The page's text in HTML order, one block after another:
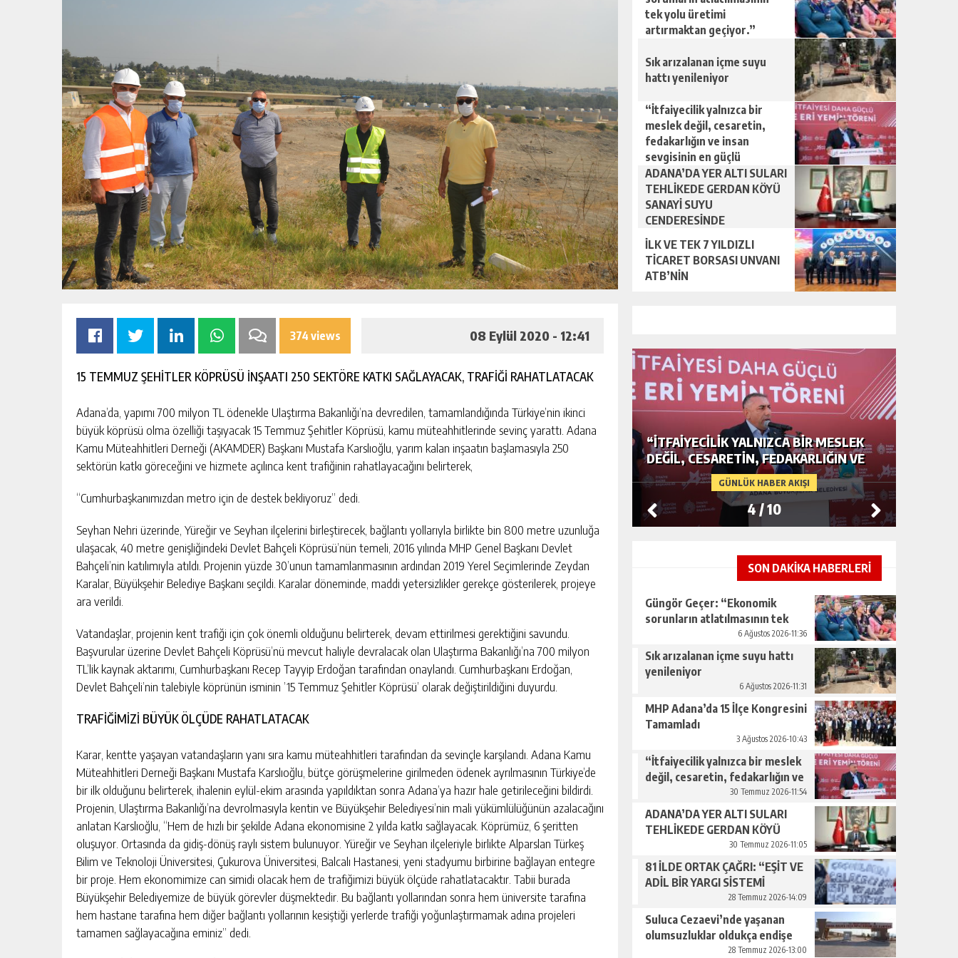
374 views 08 Eylül 2020 - 12:41
15 TEMMUZ ŞEHİTLER KÖPRÜSÜ İNŞAATI 250 SEKTÖRE KATKI SAĞLAYACAK, TRAFİĞİ RAHATLATACAK
Adana’da, yapımı 700 milyon TL ödenekle Ulaştırma Bakanlığı’na devredilen, tamamlandığında Türkiye’nin ikinci
büyük köprüsü olma özelliği taşıyacak 15 Temmuz Şehitler Köprüsü, kamu müteahhitlerinde sevinç yarattı. Adana
Kamu Müteahhitleri Derneği (AKAMDER) Başkanı Mustafa Karslıoğlu, yarım kalan inşaatın başlamasıyla 250
sektörün katkı göreceğini ve hizmete açılınca kent trafiğinin rahatlayacağını belirterek,
“Cumhurbaşkanımızdan metro için de destek bekliyoruz” dedi.
Seyhan Nehri üzerinde, Yüreğir ve Seyhan ilçelerini birleştirecek, bağlantı yollarıyla birlikte bin 800 metre uzunluğa
ulaşacak, 40 metre genişliğindeki Devlet Bahçeli Köprüsü’nün temeli, 2016 yılında MHP Genel Başkanı Devlet
Bahçeli’nin katılımıyla atıldı. Projenin yüzde 30’unun tamamlanmasının ardından 2019 Yerel Seçimlerinde Zeydan
Karalar, Büyükşehir Belediye Başkanı seçildi. Karalar döneminde, maddi yetersizlikler gerekçe gösterilerek, projeye
ara verildi.
Vatandaşlar, projenin kent trafiği için çok önemli olduğunu belirterek, devam ettirilmesi gerektiğini savundu.
Başvurular üzerine Devlet Bahçeli Köprüsü’nü mevcut haliyle devralacak olan Ulaştırma Bakanlığı’na 700 milyon
TL’lik kaynak aktarımı, Cumhurbaşkanı Recep Tayyip Erdoğan tarafından onaylandı. Cumhurbaşkanı Erdoğan,
Devlet Bahçeli’nin talebiyle köprünün isminin ’15 Temmuz Şehitler Köprüsü’ olarak değiştirildiğini duyurdu.
TRAFİĞİMİZİ BÜYÜK ÖLÇÜDE RAHATLATACAK
Karar, kentte yaşayan vatandaşların yanı sıra kamu müteahhitleri tarafından da sevinçle karşılandı. Adana Kamu
Müteahhitleri Derneği Başkanı Mustafa Karslıoğlu, bütçe görüşmelerine girilmeden ödenek ayrılmasının Türkiye’de
bir ilk olduğunu belirterek, ihalenin eylül-ekim arasında yapıldıktan sonra Adana’ya hazır hale getirileceğini bildirdi.
Projenin, Ulaştırma Bakanlığı’na devrolmasıyla kentin ve Büyükşehir Belediyesi’nin mali yükümlülüğünün azalacağını
anlatan Karslıoğlu, “Hem de hızlı bir şekilde Adana ekonomisine 2 yılda katkı sağlayacak. Köprümüz, 6 şeritten
oluşuyor. Ortasında da gidiş-dönüş raylı sistem bulunuyor. Yüreğir ve Seyhan ilçeleriyle birlikte Alparslan Türkeş
Bilim ve Teknoloji Üniversitesi, Çukurova Üniversitesi, Balcalı Hastanesi, yeni stadyumu birbirine bağlayan entegre
bir proje. Hem ekonomimize can simidi olacak hem de trafiğimizi büyük ölçüde rahatlatacaktır. Tabii burada
Büyükşehir Belediyemize de büyük görevler düşmektedir. Bu bağlantı yollarından sonra hem üniversite tarafına
hem hastane tarafına hem diğer bağlantı yollarının kesiştiği yerlerde trafiği yoğunlaştırmamak adına projeleri
tamamen sağlayacağına eminiz” dedi.
tek yolu üretimi
artırmaktan geçiyor.”
Sık arızalanan içme suyu
hattı yenileniyor
“İtfaiyecilik yalnızca bir
meslek değil, cesaretin,
fedakarlığın ve insan
sevgisinin en güçlü
temsilidir.”
ADANA’DA YER ALTI SULARI
TEHLİKEDE GERDAN KÖYÜ
SANAYİ SUYU
CENDERESİNDE
İLK VE TEK 7 YILDIZLI
TİCARET BORSASI UNVANI
ATB’NİN
SIK ARIZALANAN IÇME SUYU HATTI
YENILENIYOR
MHP ADANA’DA 15 İLÇE KONGRESINI
TAMAMLADI
GÜNLÜK HABER AKIŞI
“İTFAIYECILIK YALNIZCA BIR MESLEK
DEĞIL, CESARETIN, FEDAKARLIĞIN VE
INSAN SEVGISININ EN GÜÇLÜ
TEMSILIDIR.”
4/10
SON DAKİKA HABERLERİ
Güngör Geçer: “Ekonomik
sorunların atlatılmasının tek
yolu üretimi artırmaktan
geçiyor.”
6 Ağustos 2026-11:36
Sık arızalanan içme suyu hattı
yenileniyor
6 Ağustos 2026-11:31
MHP Adana’da 15 İlçe Kongresini
Tamamladı
3 Ağustos 2026-10:43
“İtfaiyecilik yalnızca bir meslek
değil, cesaretin, fedakarlığın ve
insan sevgisinin en güçlü
temsilidir.”
30 Temmuz 2026-11:54
ADANA’DA YER ALTI SULARI
TEHLİKEDE GERDAN KÖYÜ
SANAYİ SUYU CENDERESİNDE
30 Temmuz 2026-11:05
81 İLDE ORTAK ÇAĞRI: “EŞİT VE
ADİL BİR YARGI SİSTEMİ
28 Temmuz 2026-14:09
Suluca Cezaevi’nde yaşanan
olumsuzluklar oldukça endişe
28 Temmuz 2026-13:00